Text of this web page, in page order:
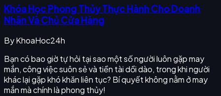
Khóa Học Phong Thủy Thực Hành Cho Doanh
Nhân Và Chủ Cửa Hàng
ByKhoaHoc24h
Bạn có bao giờ tự hỏi tại sao một số người luôn gặp may
mắn, công việc suôn sẻ và tiền tài dồi dào, trong khi người
khác lại gặp khó khăn liên tục? Bí quyết không nằm ở may
mắn mà chính là phong thủy!